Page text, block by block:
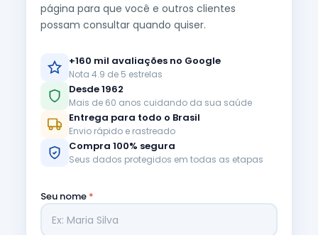
página para que você e outros clientes
possam consultar quando quiser.
+160 mil avaliações no Google
Nota 4.9 de 5 estrelas
Desde 1962
Mais de 60 anos cuidando da sua saúde
Entrega para todo o Brasil
Envio rápido e rastreado
Compra 100% segura
Seus dados protegidos em todas as etapas
Seu nome *